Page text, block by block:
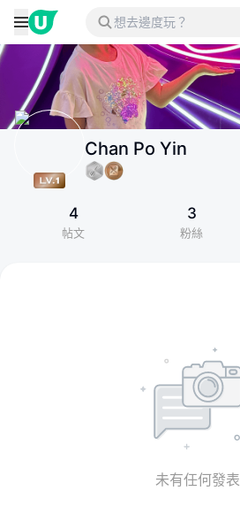
Chan Po Yin
4
帖文
3
粉絲
未有任何發表